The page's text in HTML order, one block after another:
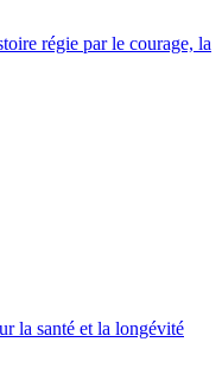
régie par le courage, la
la santé et la longévité